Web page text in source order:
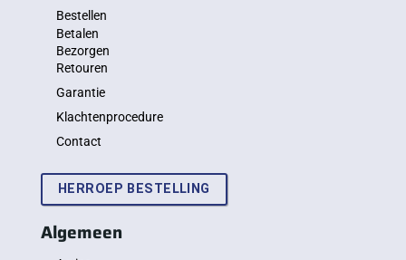
Bestellen
Betalen
Bezorgen
Retouren
Garantie
Klachtenprocedure
Contact
HERROEP BESTELLING
Algemeen